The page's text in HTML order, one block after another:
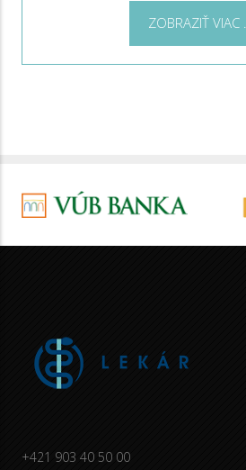
ZOBRAZIŤ VIAC ...
+421 903 40 50 00